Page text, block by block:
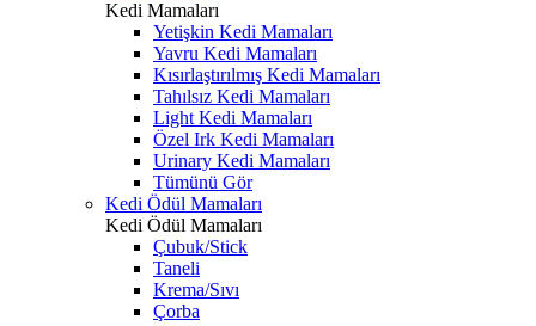
Kedi Mamaları
Yetişkin Kedi Mamaları
Yavru Kedi Mamaları
Kısırlaştırılmış Kedi Mamaları
Tahılsız Kedi Mamaları
Light Kedi Mamaları
Özel Irk Kedi Mamaları
Urinary Kedi Mamaları
Tümünü Gör
Kedi Ödül Mamaları
Kedi Ödül Mamaları
Çubuk/Stick
Taneli
Krema/Sıvı
Çorba